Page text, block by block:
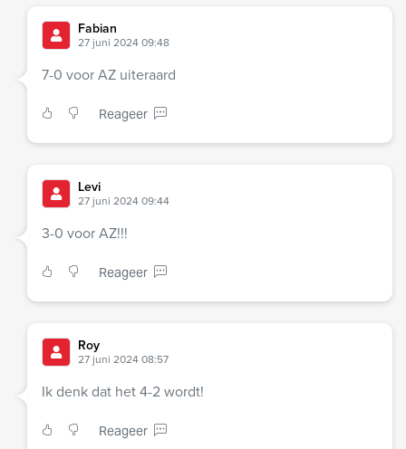
Fabian
27 juni 2024 09:48
7-0 voor AZ uiteraard
Reageer
Levi
27 juni 2024 09:44
3-0 voor AZ!!!
Reageer
Roy
27 juni 2024 08:57
Ik denk dat het 4-2 wordt!
Reageer